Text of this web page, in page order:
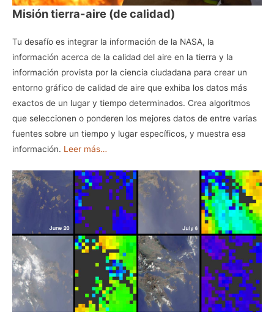
Misión tierra-aire (de calidad)
Tu desafío es integrar la información de la NASA, la
información acerca de la calidad del aire en la tierra y la
información provista por la ciencia ciudadana para crear un
entorno gráfico de calidad de aire que exhiba los datos más
exactos de un lugar y tiempo determinados. Crea algoritmos
que seleccionen o ponderen los mejores datos de entre varias
fuentes sobre un tiempo y lugar específicos, y muestra esa
información. Leer más…